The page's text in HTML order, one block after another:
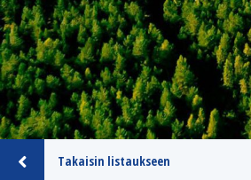
Takaisin listaukseen